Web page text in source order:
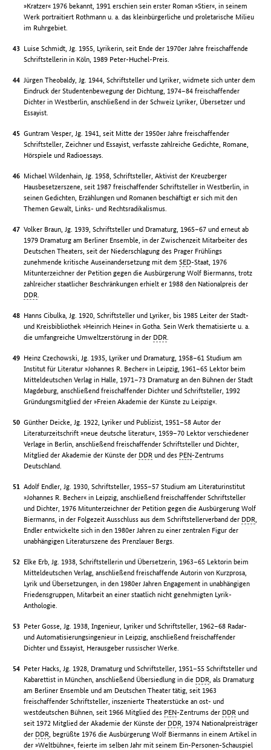
»Kratzer« 1976 bekannt, 1991 erschien sein erster Roman »Stier«, in seinem
Werk portraitiert Rothmann u. a. das kleinbürgerliche und proletarische Milieu
im Ruhrgebiet.
Luise Schmidt, Jg. 1955, Lyrikerin, seit Ende der 1970er Jahre freischaffende
Schriftstellerin in Köln, 1989 Peter-Huchel-Preis.
Jürgen Theobaldy, Jg. 1944, Schriftsteller und Lyriker, widmete sich unter dem
Eindruck der Studentenbewegung der Dichtung, 1974–84 freischaffender
Dichter in Westberlin, anschließend in der Schweiz Lyriker, Übersetzer und
Essayist.
Guntram Vesper, Jg. 1941, seit Mitte der 1950er Jahre freischaffender
Schriftsteller, Zeichner und Essayist, verfasste zahlreiche Gedichte, Romane,
Hörspiele und Radioessays.
Michael Wildenhain, Jg. 1958, Schriftsteller, Aktivist der Kreuzberger
Hausbesetzerszene, seit 1987 freischaffender Schriftsteller in Westberlin, in
seinen Gedichten, Erzählungen und Romanen beschäftigt er sich mit den
Themen Gewalt, Links- und Rechtsradikalismus.
Volker Braun, Jg. 1939, Schriftsteller und Dramaturg, 1965–67 und erneut ab
1979 Dramaturg am Berliner Ensemble, in der Zwischenzeit Mitarbeiter des
Deutschen Theaters, seit der Niederschlagung des Prager Frühlings
zunehmende kritische Auseinandersetzung mit demSED-Staat, 1976
Mitunterzeichner der Petition gegen die Ausbürgerung Wolf Biermanns, trotz
zahlreicher staatlicher Beschränkungen erhielt er 1988 den Nationalpreis der
DDR
Hanns Cibulka, Jg. 1920, Schriftsteller und Lyriker, bis 1985 Leiter der Stadt-
und Kreisbibliothek »Heinrich Heine« in Gotha. Sein Werk thematisierte u. a.
die umfangreiche Umweltzerstörung in der DDR
Heinz Czechowski, Jg. 1935, Lyriker und Dramaturg, 1958–61 Studium am
Institut für Literatur »Johannes R. Becher« in Leipzig, 1961–65 Lektor beim
Mitteldeutschen Verlag in Halle, 1971–73 Dramaturg an den Bühnen der Stadt
Magdeburg, anschließend freischaffender Dichter und Schriftsteller, 1992
Gründungsmitglied der »Freien Akademie der Künste zu Leipzig«.
Günther Deicke, Jg. 1922, Lyriker und Publizist, 1951–58 Autor der
Literaturzeitschrift »neue deutsche literatur«, 1959–70 Lektor verschiedener
Verlage in Berlin, anschließend freischaffender Schriftsteller und Dichter,
Mitglied der Akademie der Künste der DDR und des PEN-Zentrums
Deutschland.
Adolf Endler, Jg. 1930, Schriftsteller, 1955–57 Studium am Literaturinstitut
»Johannes R. Becher« in Leipzig, anschließend freischaffender Schriftsteller
und Dichter, 1976 Mitunterzeichner der Petition gegen die Ausbürgerung Wolf
Biermanns, in der Folgezeit Ausschluss aus dem Schriftstellerverband der DDR
Endler entwickelte sich in den 1980er Jahren zu einer zentralen Figur der
unabhängigen Literaturszene des Prenzlauer Bergs.
Elke Erb, Jg. 1938, Schriftstellerin und Übersetzerin, 1963–65 Lektorin beim
Mitteldeutschen Verlag, anschließend freischaffende Autorin von Kurzprosa,
Lyrik und Übersetzungen, in den 1980er Jahren Engagement in unabhängigen
Friedensgruppen, Mitarbeit an einer staatlich nicht genehmigten Lyrik-
Anthologie.
Peter Gosse, Jg. 1938, Ingenieur, Lyriker und Schriftsteller, 1962–68 Radar-
und Automatisierungsingenieur in Leipzig, anschließend freischaffender
Dichter und Essayist, Herausgeber russischer Werke.
Peter Hacks, Jg. 1928, Dramaturg und Schriftsteller, 1951–55 Schriftsteller und
Kabarettist in München, anschließend Übersiedlung in die DDR , als Dramaturg
am Berliner Ensemble und am Deutschen Theater tätig, seit 1963
freischaffender Schriftsteller, inszenierte Theaterstücke an ost- und
westdeutschen Bühnen, seit 1966 Mitglied des PEN-Zentrums der DDR und
seit 1972 Mitglied der Akademie der Künste der DDR , 1974 Nationalpreisträger
der DDR , begrüßte 1976 die Ausbürgerung Wolf Biermanns in einem Artikel in
der »Weltbühne«, feierte im selben Jahr mit seinem Ein-Personen-Schauspiel